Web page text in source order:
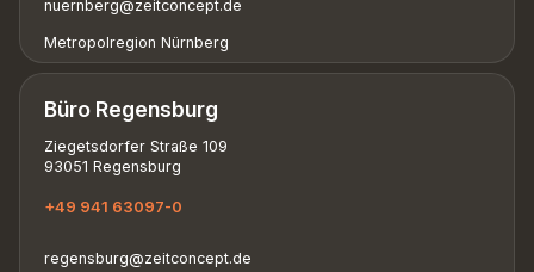
nuernberg@zeitconcept.de
Metropolregion Nürnberg
Büro Regensburg
Ziegetsdorfer Straße 109
93051 Regensburg
+49 941 63097-0
regensburg@zeitconcept.de